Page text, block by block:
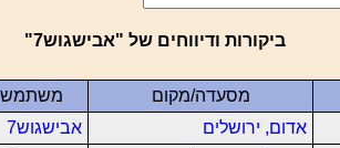
ביקורות ודיווחים של "אבישגוש7"
מסעדה/מקום משתמש
אדום, ירושלים
אבישגוש7